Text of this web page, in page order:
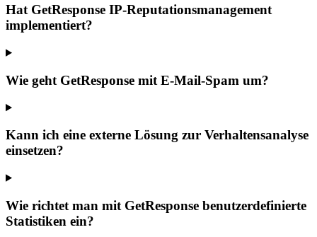
Hat GetResponse IP-Reputationsmanagement
implementiert?
Wie geht GetResponse mit E-Mail-Spam um?
Kann ich eine externe Lösung zur Verhaltensanalyse
einsetzen?
Wie richtet man mit GetResponse benutzerdefinierte
Statistiken ein?